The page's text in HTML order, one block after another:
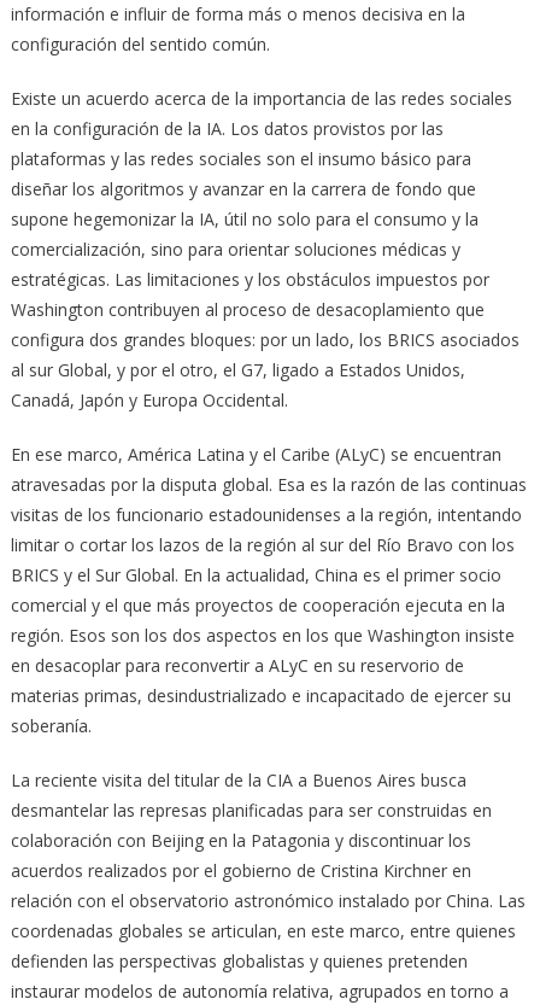
información e influir de forma más o menos decisiva en la
configuración del sentido común.
Existe un acuerdo acerca de la importancia de las redes sociales
en la configuración de la IA. Los datos provistos por las
plataformas y las redes sociales son el insumo básico para
diseñar los algoritmos y avanzar en la carrera de fondo que
supone hegemonizar la IA, útil no solo para el consumo y la
comercialización, sino para orientar soluciones médicas y
estratégicas. Las limitaciones y los obstáculos impuestos por
Washington contribuyen al proceso de desacoplamiento que
configura dos grandes bloques: por un lado, los BRICS asociados
al sur Global, y por el otro, el G7, ligado a Estados Unidos,
Canadá, Japón y Europa Occidental.
En ese marco, América Latina y el Caribe (ALyC) se encuentran
atravesadas por la disputa global. Esa es la razón de las continuas
visitas de los funcionario estadounidenses a la región, intentando
limitar o cortar los lazos de la región al sur del Río Bravo con los
BRICS y el Sur Global. En la actualidad, China es el primer socio
comercial y el que más proyectos de cooperación ejecuta en la
región. Esos son los dos aspectos en los que Washington insiste
en desacoplar para reconvertir a ALyC en su reservorio de
materias primas, desindustrializado e incapacitado de ejercer su
soberanía.
La reciente visita del titular de la CIA a Buenos Aires busca
desmantelar las represas planificadas para ser construidas en
colaboración con Beijing en la Patagonia y discontinuar los
acuerdos realizados por el gobierno de Cristina Kirchner en
relación con el observatorio astronómico instalado por China. Las
coordenadas globales se articulan, en este marco, entre quienes
defienden las perspectivas globalistas y quienes pretenden
instaurar modelos de autonomía relativa, agrupados en torno a